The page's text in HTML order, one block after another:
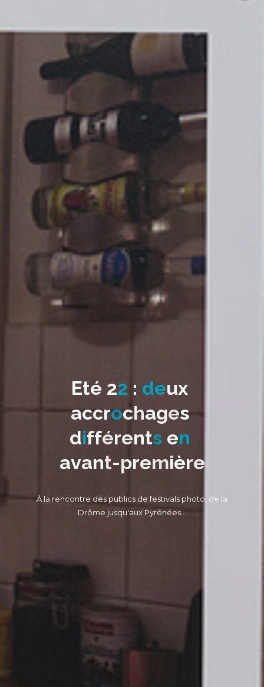
Eté 22 : deux
accrochages
différents en
avant-première
À la rencontre des publics de festivals photo, de la
Drôme jusqu'aux Pyrénées…